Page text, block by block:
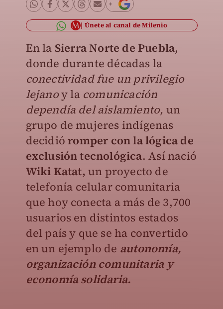
Únete al canal de Milenio
En la Sierra Norte de Puebla,
donde durante décadas la
conectividad fue un privilegio
lejanoy lacomunicación
dependía del aislamiento, un
grupo de mujeres indígenas
decidióromper con la lógica de
exclusión tecnológica. Así nació
Wiki Katat, un proyecto de
telefonía celular comunitaria
que hoy conecta a más de 3,700
usuarios en distintos estados
del país y que se ha convertido
en un ejemplo de autonomía,
organización comunitaria y
economía solidaria.